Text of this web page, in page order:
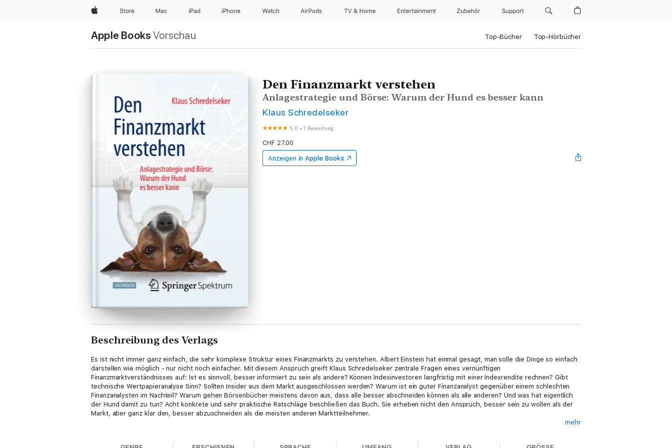
Apple Store Mac iPad iPhone Watch AirPods TV & Home Entertainment Zubehör Support
Apple Books Vorschau Top-Bücher Top-Hörbücher
Den Finanzmarkt verstehen
Anlagestrategie und Börse: Warum der Hund es besser kann
Klaus Schredelseker
5.0 •1 Bewertung
CHF 27.00
Anzeigen in Apple Books
Beschreibung des Verlags
Es ist nicht immer ganz einfach, die sehr komplexe Struktur eines Finanzmarkts zu verstehen. Albert Einstein hat einmal gesagt, man solle die Dinge so einfach
darstellen wie möglich - nur nicht noch einfacher. Mit diesem Anspruch greift Klaus Schredelseker zentrale Fragen eines vernünftigen
Finanzmarktverständnisses auf: Ist es sinnvoll, besser informiert zu sein als andere? Können Indexinvestoren langfristig mit einer Indexrendite rechnen? Gibt
technische Wertpapieranalyse Sinn? Sollten Insider aus dem Markt ausgeschlossen werden? Warum ist ein guter Finanzanalyst gegenüber einem schlechten
Finanzanalysten im Nachteil? Warum gehen Börsenbücher meistens davon aus, dass alle besser abschneiden können als alle anderen? Und was hat eigentlich
der Hund damit zu tun? Acht konkrete und sehr praktische Ratschläge beschließen das Buch. Sie erheben nicht den Anspruch, besser sein zu wollen als der
Markt, aber ganz klar den, besser abzuschneiden als die meisten anderen Marktteilnehmer.
mehr